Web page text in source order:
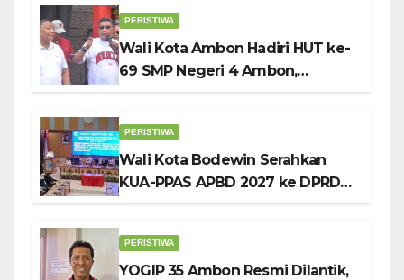
PERISTIWA
Wali Kota Ambon Hadiri HUT ke-
69 SMP Negeri 4 Ambon,
PERISTIWA
Wali Kota Bodewin Serahkan
KUA-PPAS APBD 2027 ke DPRD
PERISTIWA
YOGIP 35 Ambon Resmi Dilantik,